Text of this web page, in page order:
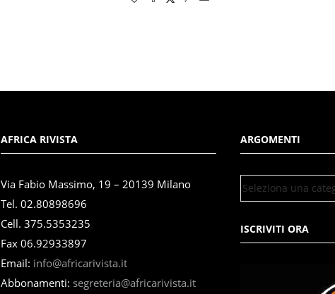
AFRICA RIVISTA
Via Fabio Massimo, 19 – 20139 Milano
Tel. 02.80898696
Cell. 375.5353235
Fax 06.92933897
Email: info@africarivista.it
Abbonamenti: segreteria@africarivista.it
ARGOMENTI
ISCRIVITI ORA